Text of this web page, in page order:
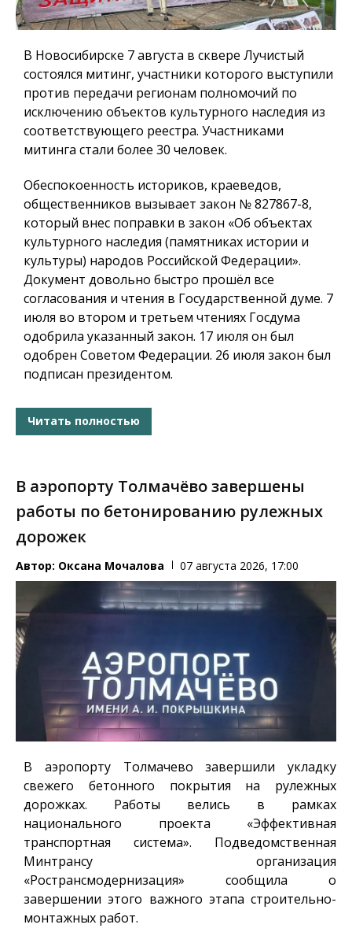
В Новосибирске 7 августа в сквере Лучистый
состоялся митинг, участники которого выступили
против передачи регионам полномочий по
исключению объектов культурного наследия из
соответствующего реестра. Участниками
митинга стали более 30 человек.
Обеспокоенность историков, краеведов,
общественников вызывает закон № 827867-8,
который внес поправки в закон «Об объектах
культурного наследия (памятниках истории и
культуры) народов Российской Федерации».
Документ довольно быстро прошёл все
согласования и чтения в Государственной думе. 7
июля во втором и третьем чтениях Госдума
одобрила указанный закон. 17 июля он был
одобрен Советом Федерации. 26 июля закон был
подписан президентом.
Читать полностью
В аэропорту Толмачёво завершены
работы по бетонированию рулежных
дорожек
Автор: Оксана Мочалова 07 августа 2026, 17:00
В аэропорту Толмачево завершили укладку
свежего бетонного покрытия на рулежных
дорожках. Работы велись в рамках
национального проекта «Эффективная
транспортная система». Подведомственная
Минтрансу организация
«Ространсмодернизация» сообщила о
завершении этого важного этапа строительно-
монтажных работ.